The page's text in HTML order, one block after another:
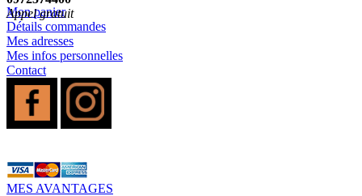
Mon panier
Détails commandes
Mes adresses
Mes infos personnelles
Contact
MES AVANTAGES
Appel gratuit